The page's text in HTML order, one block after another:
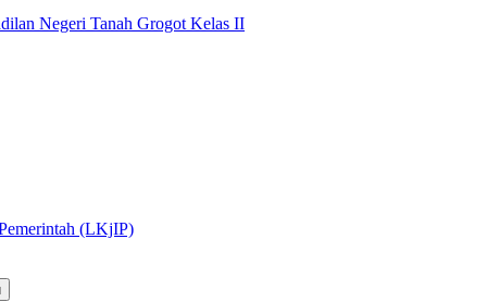
Negeri Tanah Grogot Kelas II
(LKjIP)